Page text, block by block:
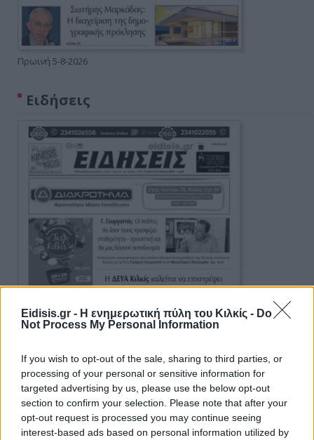
Eidisis.gr - Η ενημερωτική πύλη του Κιλκίς - Do
Not Process My Personal Information
If you wish to opt-out of the sale, sharing to third parties, or
processing of your personal or sensitive information for
targeted advertising by us, please use the below opt-out
section to confirm your selection. Please note that after your
opt-out request is processed you may continue seeing
interest-based ads based on personal information utilized by
Πρωινή 5-8-2026
Ειδήσεις